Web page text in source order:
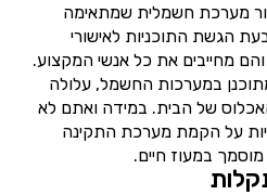
מערכת חשמלית שמתאימה
הגשת התוכניות לאישורי
מחייבים את כל אנשי המקצוע.
במערכות החשמל, עלולה
של הבית. במידה ואתם לא
על הקמת מערכת התקינה
במעוז חיים.